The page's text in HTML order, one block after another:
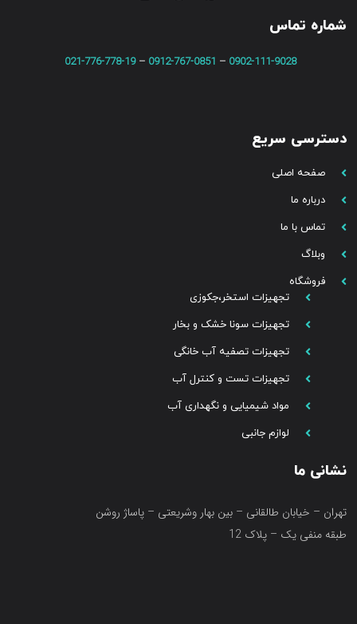
شماره تماس
0902-111-9028
–
0912-767-0851
–
021-776-778-19
دسترسی سریع
صفحه اصلی
درباره ما
تماس با ما
وبلاگ
فروشگاه
تجهیزات استخر،جکوزی
تجهیزات سونا خشک و بخار
تجهیزات تصفیه آب خانگی
تجهیزات تست و کنترل آب
مواد شیمیایی و نگهداری آب
لوازم جانبی
نشانی ما
تهران – خیابان طالقانی – بین بهار وشریعتی – پاساژ روشن
طبقه منفی یک – پلاک 12